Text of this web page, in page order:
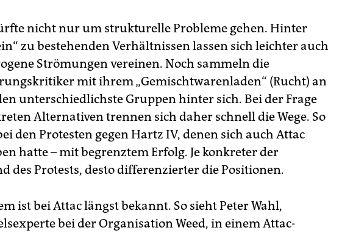
nicht nur um strukturelle Probleme gehen. Hinter
zu bestehenden Verhältnissen lassen sich leichter auch
Strömungen vereinen. Noch sammeln die
mit ihrem „Gemischtwarenladen“ (Rucht) an
unterschiedlichste Gruppen hinter sich. Bei der Frage
Alternativen trennen sich daher schnell die Wege. So
den Protesten gegen Hartz IV, denen sich auch Attac
hatte – mit begrenztem Erfolg. Je konkreter der
des Protests, desto differenzierter die Positionen.
ist bei Attac längst bekannt. So sieht Peter Wahl,
bei der Organisation Weed, in einem Attac-